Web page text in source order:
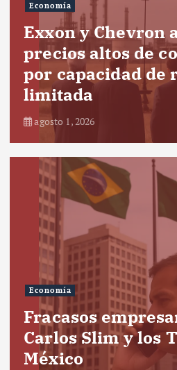
Economía
Exxon y Chevron
precios altos de
por capacidad de
limitada
agosto 1, 2026
Economía
Fracasos
Carlos Slim y los
México